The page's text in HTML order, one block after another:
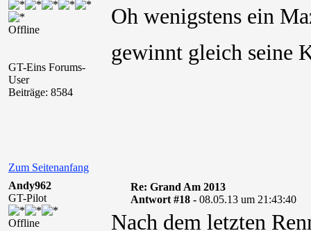
Offline
GT-Eins Forums-
User
Beiträge: 8584
Oh wenigstens ein
gewinnt gleich seine
Zum Seitenanfang
Andy962
GT-Pilot
Offline
Re: Grand Am 2013
Antwort #18 - 08.05.13 um 21:43:40
Nach dem letzten